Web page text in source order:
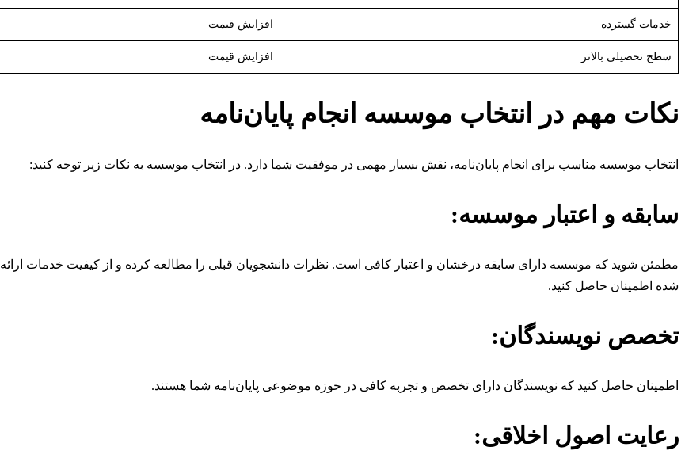
خدمات گسترده افزایش قیمت
سطح تحصیلی بالاتر افزایش قیمت
نکات مهم در انتخاب موسسه انجام پایان‌نامه
انتخاب موسسه مناسب برای انجام پایان‌نامه، نقش بسیار مهمی در موفقیت شما دارد. در انتخاب موسسه به نکات زیر توجه کنید:
سابقه و اعتبار موسسه:
مطمئن شوید که موسسه دارای سابقه درخشان و اعتبار کافی است. نظرات دانشجویان قبلی را مطالعه کرده و از کیفیت خدمات ارائه
شده اطمینان حاصل کنید.
تخصص نویسندگان:
اطمینان حاصل کنید که نویسندگان دارای تخصص و تجربه کافی در حوزه موضوعی پایان‌نامه شما هستند.
رعایت اصول اخلاقی: